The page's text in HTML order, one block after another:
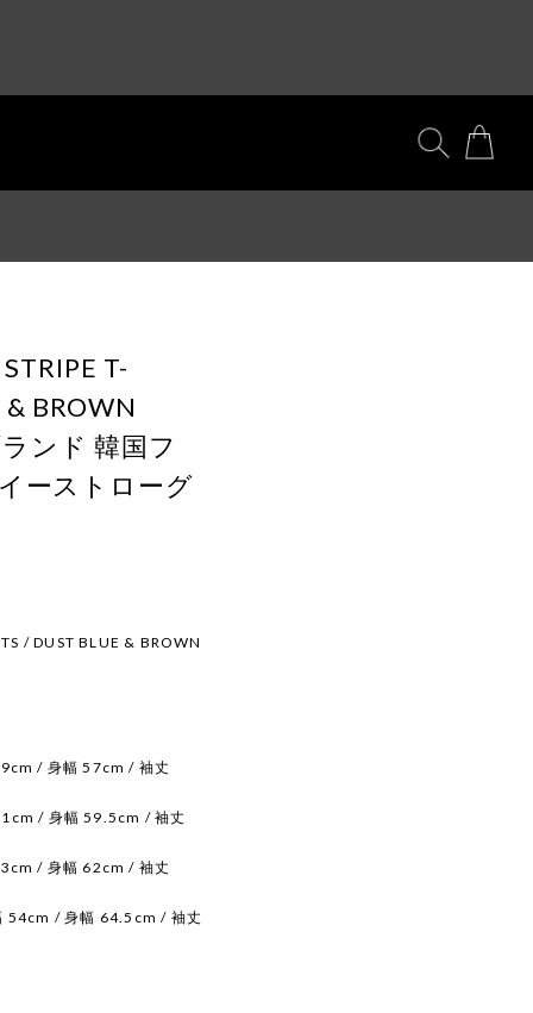
T-
BROWN
ンド 韓国フ
ーストローグ
/ DUST BLUE & BROWN
/ 身幅 57cm / 袖丈
/ 身幅 59.5cm / 袖丈
/ 身幅 62cm / 袖丈
54cm / 身幅 64.5cm / 袖丈